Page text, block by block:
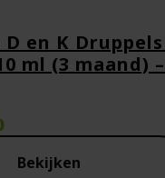
en K
ml (3 maand)
Bekijken